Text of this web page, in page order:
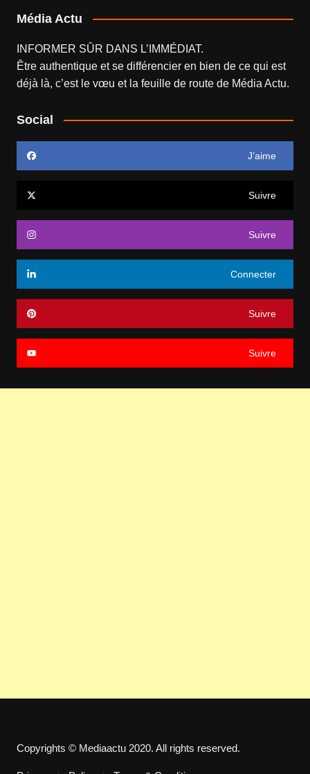
Média Actu
INFORMER SÛR DANS L’IMMÉDIAT.
Être authentique et se différencier en bien de ce qui est
déjà là, c’est le vœu et la feuille de route de Média Actu.
Social
J’aime
Suivre
Suivre
Connecter
Suivre
Suivre
Copyrights © Mediaactu 2020. All rights reserved.